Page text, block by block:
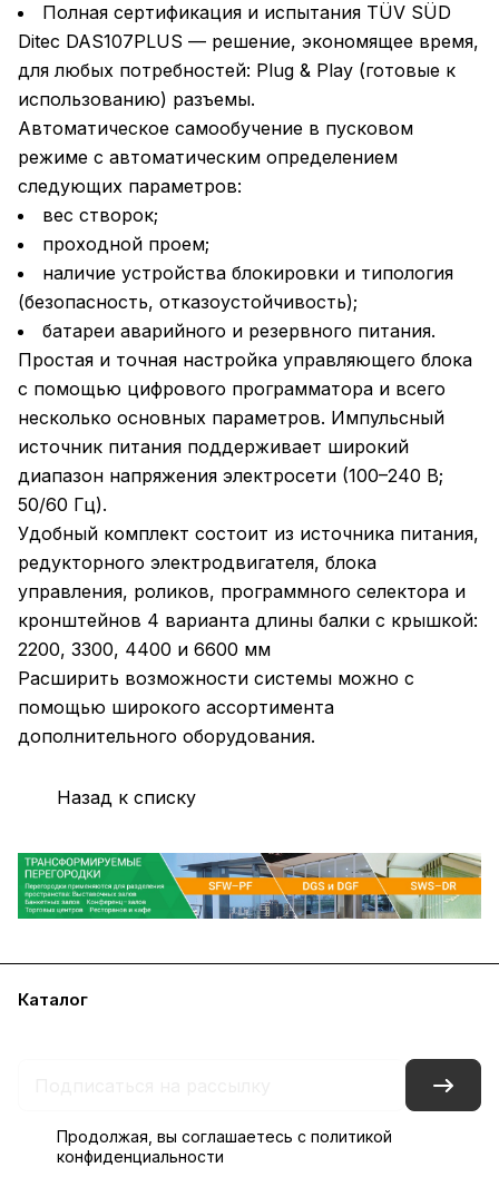
Полная сертификация и испытания TÜV SÜD
Ditec DAS107PLUS — решение, экономящее время,
для любых потребностей: Plug & Play (готовые к
использованию) разъемы.
Автоматическое самообучение в пусковом
режиме с автоматическим определением
следующих параметров:
вес створок;
проходной проем;
наличие устройства блокировки и типология
(безопасность, отказоустойчивость);
батареи аварийного и резервного питания.
Простая и точная настройка управляющего блока
с помощью цифрового программатора и всего
несколько основных параметров. Импульсный
источник питания поддерживает широкий
диапазон напряжения электросети (100–240 В;
50/60 Гц).
Удобный комплект состоит из источника питания,
редукторного электродвигателя, блока
управления, роликов, программного селектора и
кронштейнов 4 варианта длины балки с крышкой:
2200, 3300, 4400 и 6600 мм
Расширить возможности системы можно с
помощью широкого ассортимента
дополнительного оборудования.
Назад к списку
Каталог
Продолжая, вы соглашаетесь с политикой
конфиденциальности